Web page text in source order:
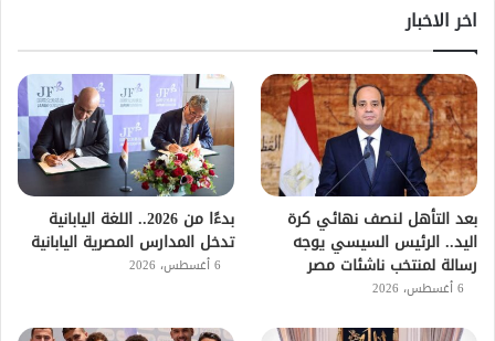
اخر الاخبار
بعد التأهل لنصف نهائي كرة
اليد.. الرئيس السيسي يوجه
رسالة لمنتخب ناشئات مصر
6 أغسطس، 2026
بدءًا من 2026.. اللغة اليابانية
تدخل المدارس المصرية اليابانية
6 أغسطس، 2026